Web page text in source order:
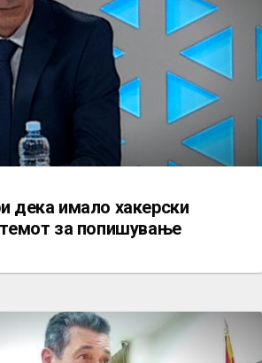
дека имало хакерски
за попишување